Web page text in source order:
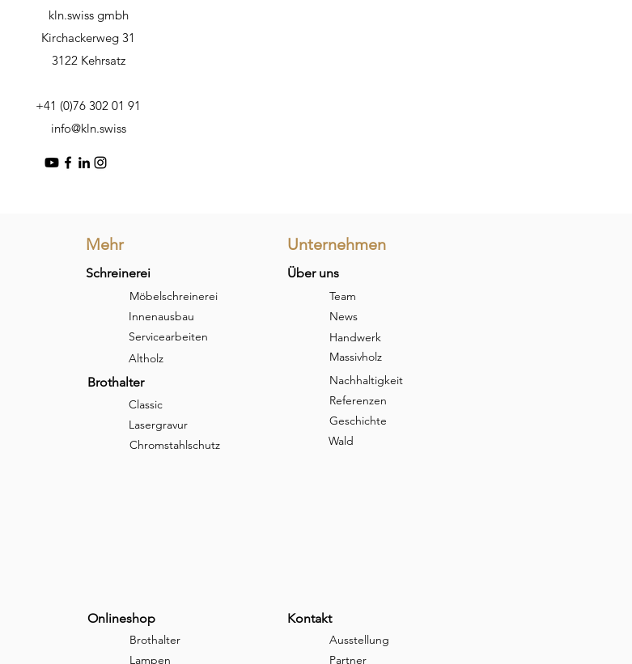
kln.swiss gmbh
Kirchackerweg 31
3122 Kehrsatz
+41 (0)76 302 01 91
info@kln.swiss
Mehr
Schreinerei
Möbelschreinerei
Innenausbau
Servicearbeiten
Altholz
Brothalter
Classic
Lasergravur
Chromstahlschutz
Unternehmen
Über uns
Team
News
Handwerk
Massivholz
Nachhaltigkeit
Referenzen
Geschichte
Wald
Onlineshop
Brothalter
Lampen
Kontakt
Ausstellung
Partner